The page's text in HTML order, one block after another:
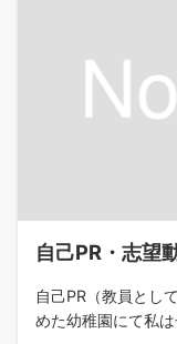
自己PR・志望
自己PR（教員とし
めた幼稚園にて私